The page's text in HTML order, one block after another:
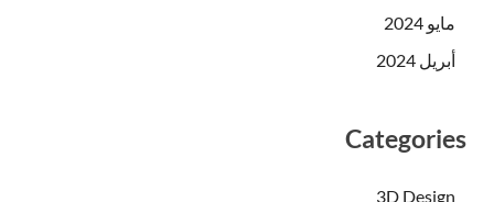
مايو 2024
أبريل 2024
Categories
3D Design